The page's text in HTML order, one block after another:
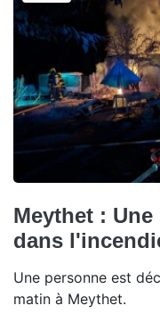
Meythet :
dans
Une personne est
matin à Meythet.